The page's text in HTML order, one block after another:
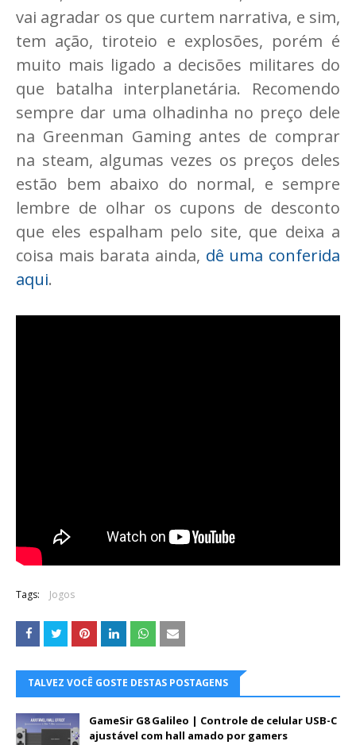
vai agradar os que curtem narrativa, e sim,
tem ação, tiroteio e explosões, porém é
muito mais ligado a decisões militares do
que batalha interplanetária. Recomendo
sempre dar uma olhadinha no preço dele
na Greenman Gaming antes de comprar
na steam, algumas vezes os preços deles
estão bem abaixo do normal, e sempre
lembre de olhar os cupons de desconto
que eles espalham pelo site, que deixa a
coisa mais barata ainda, dê uma conferida
aqui.
Tags: Jogos
TALVEZ VOCÊ GOSTE DESTAS POSTAGENS
GameSir G8 Galileo | Controle de celular USB-C
ajustável com hall amado por gamers